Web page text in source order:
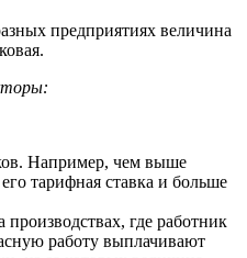
предприятиях величина
Например, чем выше
тарифная ставка и больше
где работник
работу выплачивают